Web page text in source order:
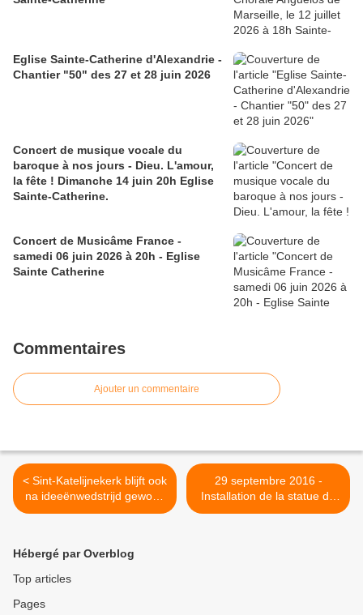
Eglise Sainte-Catherine d'Alexandrie -
Chantier "50" des 27 et 28 juin 2026
Concert de musique vocale du
baroque à nos jours - Dieu. L'amour,
la fête ! Dimanche 14 juin 20h Eglise
Sainte-Catherine.
Concert de Musicâme France -
samedi 06 juin 2026 à 20h - Eglise
Sainte Catherine
Commentaires
Ajouter un commentaire
< Sint-Katelijnekerk blijft ook
na ideeënwedstrijd gewoon
kerk dans BRUZZ
29 septembre 2016 -
Installation de la statue de
Saint Michel Archange >
Hébergé par Overblog
Top articles
Pages